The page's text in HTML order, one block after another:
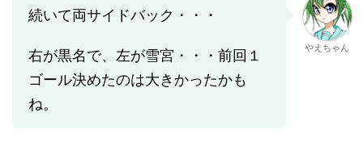
続いて両サイドバック・・・
右が黒名で、左が雪宮・・・前回１
ゴール決めたのは大きかったかも
ね。
やえちゃん